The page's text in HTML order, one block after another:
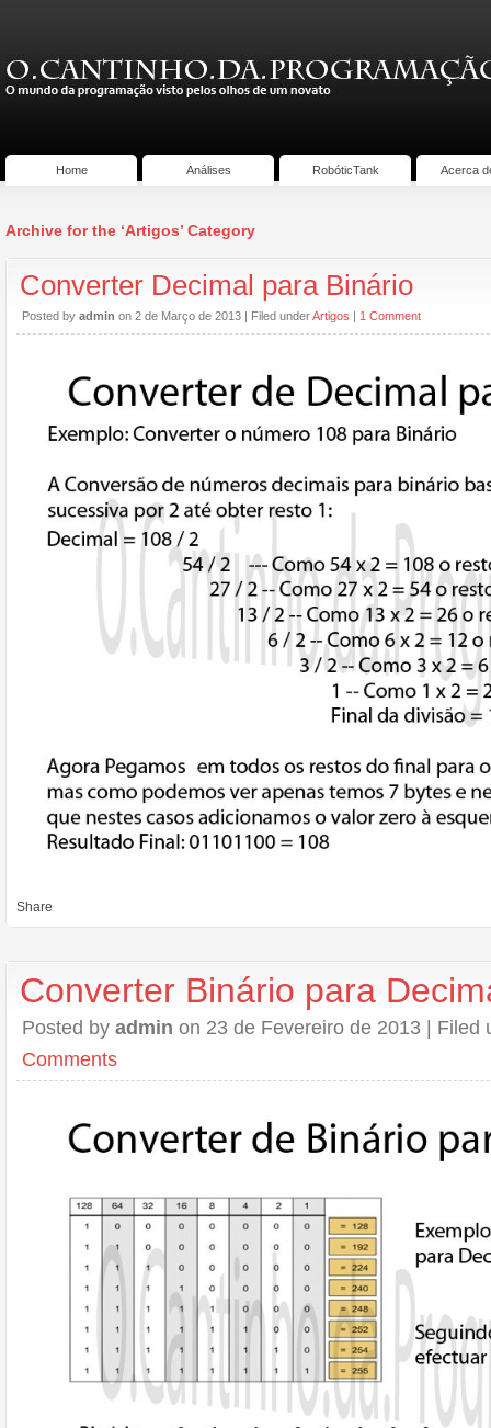
Home Análises RobóticTank Acerca
Archive for the ‘Artigos’ Category
Converter Decimal para Binário
Posted by admin on 2 de Março de 2013 | Filed underArtigos | 1 Comment
Share
Converter Binário para
Posted by admin on 23 de Fevereiro de 2013 | Filed
Comments